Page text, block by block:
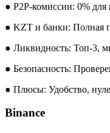
● P2P-комиссии: 0% для
● KZT и банки: Полная
● Ликвидность: Топ-3,
● Безопасность:
● Плюсы: Удобство,
Binance